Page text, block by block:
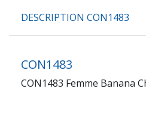
DESCRIPTION CON1483
CON1483
CON1483 Femme Banana